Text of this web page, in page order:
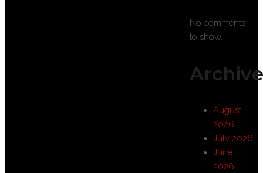
No comments
to show.
August
2026
July 2026
June
2026